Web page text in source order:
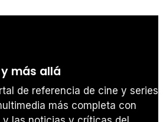
más allá
de referencia de cine y series.
más completa con